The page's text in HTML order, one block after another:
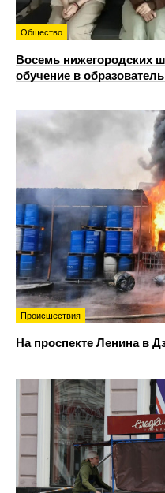
Общество
Восемь нижегородских
обучение в
Происшествия
На проспекте Ленина в